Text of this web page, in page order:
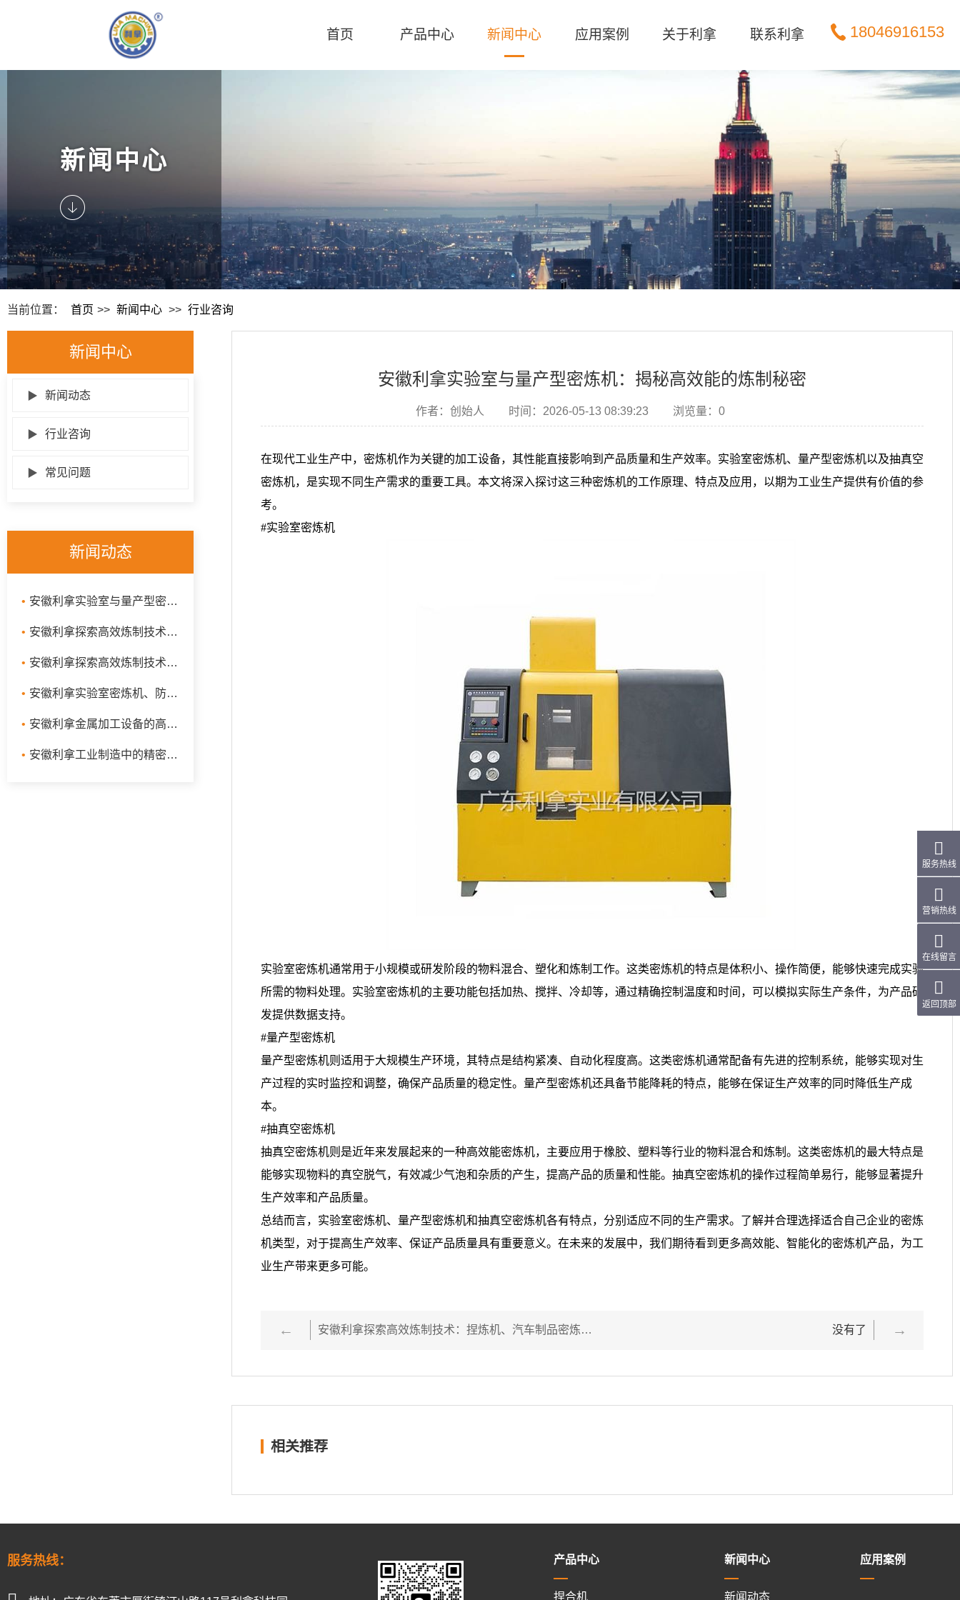
18046916153
首页 产品中心 新闻中心 应用案例 关于利拿 联系利拿
新闻中心
当前位置： 首页 >> 新闻中心 >> 行业咨询
新闻中心
▶ 新闻动态
▶ 行业咨询
▶ 常见问题
新闻动态
• 安徽利拿实验室与量产型密炼机：揭秘高效能的炼制秘密
• 安徽利拿探索高效炼制技术：捏炼机、汽车制品密炼机与抽真空密炼机
• 安徽利拿探索高效炼制技术：捏炼机、实验室密炼机与液压翻转式密炼机的工作原理及应用
• 安徽利拿实验室密炼机、防爆型密炼机、开合式密炼机
• 安徽利拿金属加工设备的高效能：捏炼机、混炼机与金属密炼机的革新应用
• 安徽利拿工业制造中的精密设备：炼胶机、鞋材密炼机与液压翻转式密炼机的高效应用
安徽利拿实验室与量产型密炼机：揭秘高效能的炼制秘密
作者：创始人 时间：2026-05-13 08:39:23 浏览量：0
在现代工业生产中，密炼机作为关键的加工设备，其性能直接影响到产品质量和生产效率。实验室密炼机、量产型密炼机以及抽真空
密炼机，是实现不同生产需求的重要工具。本文将深入探讨这三种密炼机的工作原理、特点及应用，以期为工业生产提供有价值的参
考。
#实验室密炼机
实验室密炼机通常用于小规模或研发阶段的物料混合、塑化和炼制工作。这类密炼机的特点是体积小、操作简便，能够快速完成实验
所需的物料处理。实验室密炼机的主要功能包括加热、搅拌、冷却等，通过精确控制温度和时间，可以模拟实际生产条件，为产品研
发提供数据支持。
#量产型密炼机
量产型密炼机则适用于大规模生产环境，其特点是结构紧凑、自动化程度高。这类密炼机通常配备有先进的控制系统，能够实现对生
产过程的实时监控和调整，确保产品质量的稳定性。量产型密炼机还具备节能降耗的特点，能够在保证生产效率的同时降低生产成
本。
#抽真空密炼机
抽真空密炼机则是近年来发展起来的一种高效能密炼机，主要应用于橡胶、塑料等行业的物料混合和炼制。这类密炼机的最大特点是
能够实现物料的真空脱气，有效减少气泡和杂质的产生，提高产品的质量和性能。抽真空密炼机的操作过程简单易行，能够显著提升
生产效率和产品质量。
总结而言，实验室密炼机、量产型密炼机和抽真空密炼机各有特点，分别适应不同的生产需求。了解并合理选择适合自己企业的密炼
机类型，对于提高生产效率、保证产品质量具有重要意义。在未来的发展中，我们期待看到更多高效能、智能化的密炼机产品，为工
业生产带来更多可能。
上一篇： 安徽利拿探索高效炼制技术：捏炼机、汽车制品密炼机与抽真空密炼机 下一篇：
没有了
相关推荐
服务热线： 产品中心
捏合机
新闻中心
新闻动态
应用案例